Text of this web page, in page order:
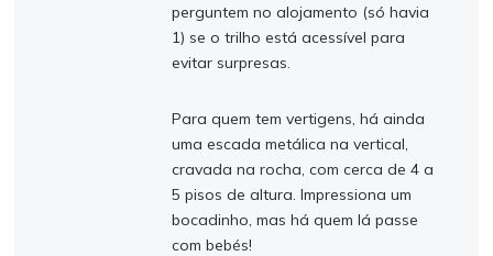
perguntem no alojamento (só havia
1) se o trilho está acessível para
evitar surpresas.
Para quem tem vertigens, há ainda
uma escada metálica na vertical,
cravada na rocha, com cerca de 4 a
5 pisos de altura. Impressiona um
bocadinho, mas há quem lá passe
com bebés!